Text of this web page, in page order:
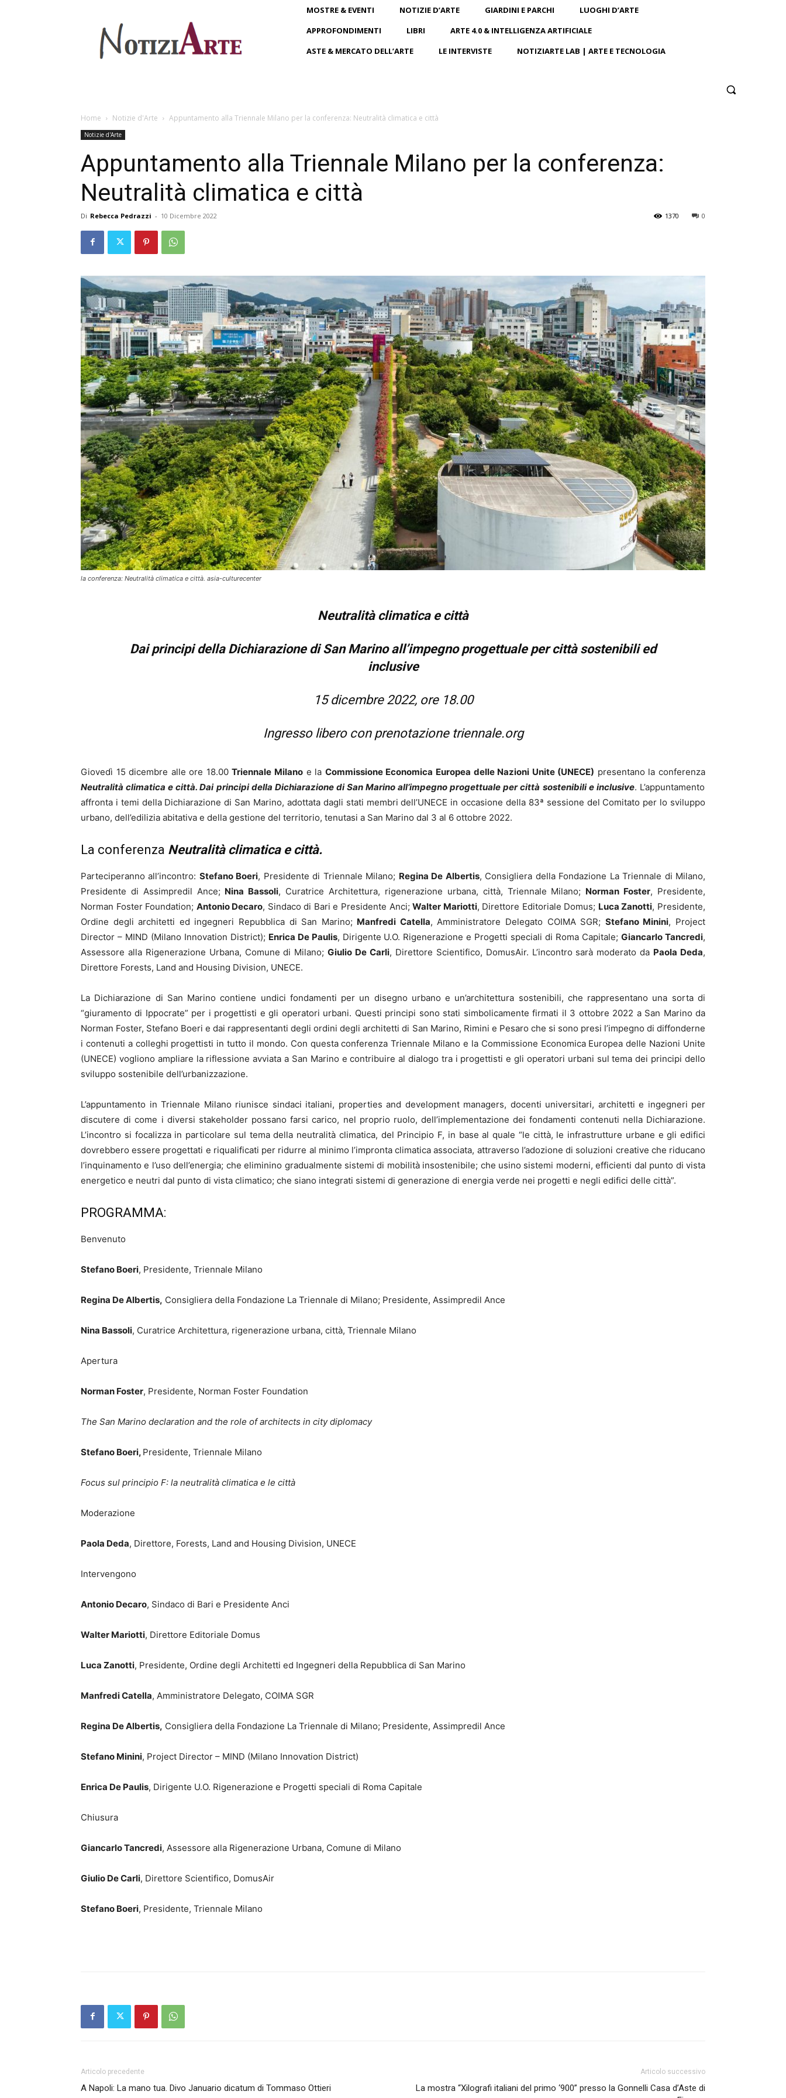
MOSTRE & EVENTI NOTIZIE D’ARTE GIARDINI E PARCHI
LUOGHI D’ARTE
APPROFONDIMENTI
LIBRI
ARTE 4.0 & INTELLIGENZA ARTIFICIALE
ASTE & MERCATO DELL’ARTE
LE INTERVISTE NOTIZIARTE LAB | ARTE E TECNOLOGIA
Home Notizie d'Arte Appuntamento alla Triennale Milano per la conferenza: Neutralità climatica e città
Notizie d'Arte
Appuntamento alla Triennale Milano per la conferenza:
Neutralità climatica e città
Di Rebecca Pedrazzi - 10 Dicembre 2022 0
1370
la conferenza: Neutralità climatica e città. asia-culturecenter
Neutralità climatica e città
Dai principi della Dichiarazione di San Marino all’impegno progettuale per città sostenibili ed
inclusive
15 dicembre 2022, ore 18.00
Ingresso libero con prenotazione triennale.org
Giovedì 15 dicembre alle ore 18.00Triennale Milano e la Commissione Economica Europea delle Nazioni Unite (UNECE) presentano la conferenza
Neutralità climatica e città. Dai principi della Dichiarazione di San Marino all’impegno progettuale per città sostenibili e inclusive. L’appuntamento
affronta i temi della Dichiarazione di San Marino, adottata dagli stati membri dell’UNECE in occasione della 83ª sessione del Comitato per lo sviluppo
urbano, dell’edilizia abitativa e della gestione del territorio, tenutasi a San Marino dal 3 al 6 ottobre 2022.
La conferenza Neutralità climatica e città.
Parteciperanno all’incontro: Stefano Boeri, Presidente di Triennale Milano; Regina De Albertis, Consigliera della Fondazione La Triennale di Milano,
Presidente di Assimpredil Ance; Nina Bassoli, Curatrice Architettura, rigenerazione urbana, città, Triennale Milano; Norman Foster, Presidente,
Norman Foster Foundation; Antonio Decaro, Sindaco di Bari e Presidente Anci;Walter Mariotti, Direttore Editoriale Domus; Luca Zanotti, Presidente,
Ordine degli architetti ed ingegneri Repubblica di San Marino; Manfredi Catella, Amministratore Delegato COIMA SGR; Stefano Minini, Project
Director – MIND (Milano Innovation District); Enrica De Paulis, Dirigente U.O. Rigenerazione e Progetti speciali di Roma Capitale;Giancarlo Tancredi,
Assessore alla Rigenerazione Urbana, Comune di Milano;Giulio De Carli, Direttore Scientifico, DomusAir. L’incontro sarà moderato da Paola Deda,
Direttore Forests, Land and Housing Division, UNECE.
La Dichiarazione di San Marino contiene undici fondamenti per un disegno urbano e un’architettura sostenibili, che rappresentano una sorta di
“giuramento di Ippocrate” per i progettisti e gli operatori urbani. Questi principi sono stati simbolicamente firmati il 3 ottobre 2022 a San Marino da
Norman Foster, Stefano Boeri e dai rappresentanti degli ordini degli architetti di San Marino, Rimini e Pesaro che si sono presi l’impegno di diffonderne
i contenuti a colleghi progettisti in tutto il mondo. Con questa conferenza Triennale Milano e la Commissione Economica Europea delle Nazioni Unite
(UNECE) vogliono ampliare la riflessione avviata a San Marino e contribuire al dialogo tra i progettisti e gli operatori urbani sul tema dei principi dello
sviluppo sostenibile dell’urbanizzazione.
L’appuntamento in Triennale Milano riunisce sindaci italiani, properties and development managers, docenti universitari, architetti e ingegneri per
discutere di come i diversi stakeholder possano farsi carico, nel proprio ruolo, dell’implementazione dei fondamenti contenuti nella Dichiarazione.
L’incontro si focalizza in particolare sul tema della neutralità climatica, del Principio F, in base al quale “le città, le infrastrutture urbane e gli edifici
dovrebbero essere progettati e riqualificati per ridurre al minimo l’impronta climatica associata, attraverso l’adozione di soluzioni creative che riducano
l’inquinamento e l’uso dell’energia; che eliminino gradualmente sistemi di mobilità insostenibile; che usino sistemi moderni, efficienti dal punto di vista
energetico e neutri dal punto di vista climatico; che siano integrati sistemi di generazione di energia verde nei progetti e negli edifici delle città”.
PROGRAMMA:
Benvenuto
Stefano Boeri, Presidente, Triennale Milano
Regina De Albertis, Consigliera della Fondazione La Triennale di Milano; Presidente, Assimpredil Ance
Nina Bassoli, Curatrice Architettura, rigenerazione urbana, città, Triennale Milano
Apertura
Norman Foster, Presidente, Norman Foster Foundation
The San Marino declaration and the role of architects in city diplomacy
Stefano Boeri, Presidente, Triennale Milano
Focus sul principio F: la neutralità climatica e le città
Moderazione
Paola Deda, Direttore, Forests, Land and Housing Division, UNECE
Intervengono
Antonio Decaro, Sindaco di Bari e Presidente Anci
Walter Mariotti, Direttore Editoriale Domus
Luca Zanotti, Presidente, Ordine degli Architetti ed Ingegneri della Repubblica di San Marino
Manfredi Catella, Amministratore Delegato, COIMA SGR
Regina De Albertis, Consigliera della Fondazione La Triennale di Milano; Presidente, Assimpredil Ance
Stefano Minini, Project Director – MIND (Milano Innovation District)
Enrica De Paulis, Dirigente U.O. Rigenerazione e Progetti speciali di Roma Capitale
Chiusura
Giancarlo Tancredi, Assessore alla Rigenerazione Urbana, Comune di Milano
Giulio De Carli, Direttore Scientifico, DomusAir
Stefano Boeri, Presidente, Triennale Milano
Articolo precedente
A Napoli: La mano tua. Divo Januario dicatum di Tommaso Ottieri
Articolo successivo
La mostra “Xilografi italiani del primo ‘900” presso la Gonnelli Casa d’Aste di